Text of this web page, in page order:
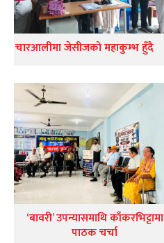
चारआलीमा जेसीजको महाकुम्भ हुँदै
‘बावरी’ उपन्यासमाथि काँकरभिट्टामा
पाठक चर्चा